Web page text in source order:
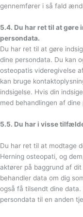
gennemfører i så fald
5.4. Du har ret til at gøre
persondata.
Du har ret til at gøre
dine persondata. Du kan
osteopatis videregivelse
kan bruge
indsigelse. Hvis din
med behandlingen af dine
5.5. Du har i visse
Du har ret til at modtage
Herning osteopati, og
aktører på baggrund af
behandler data om dig
også få tilsendt dine
persondata til en anden